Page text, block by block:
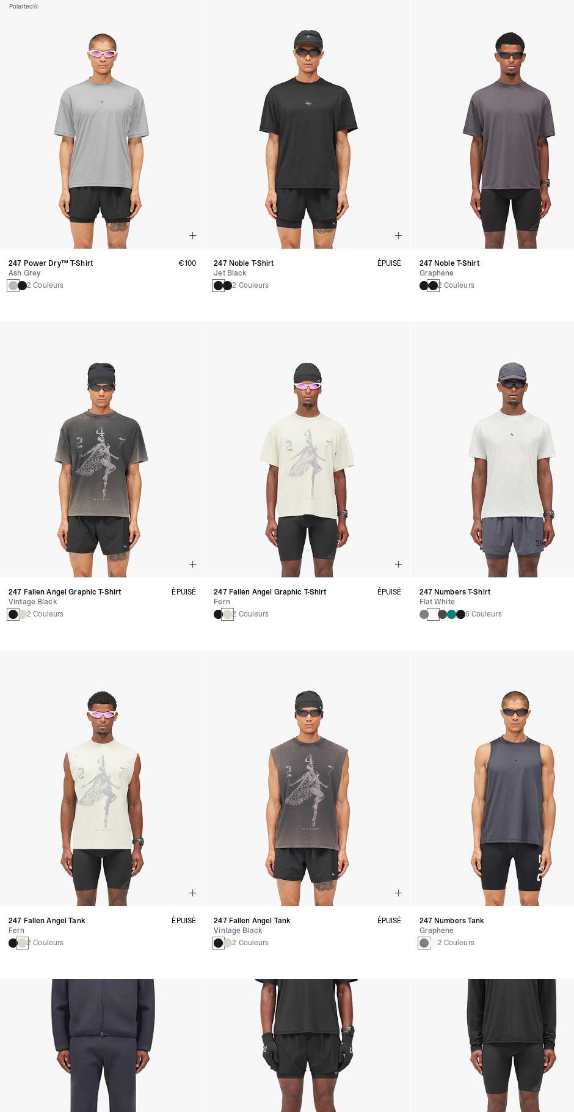
Polartec®
247 Power Dry™ T-Shirt
Ash Grey
2 Couleurs
€100
247 Noble T-Shirt
Jet Black
2 Couleurs
ÉPUISÉ
247 Noble T-Shirt
Graphene
2 Couleurs
247 Fallen Angel Graphic T-Shirt
Vintage Black
2 Couleurs
ÉPUISÉ
247 Fallen Angel Graphic T-Shirt
Fern
2 Couleurs
ÉPUISÉ
247 Numbers T-Shirt
Flat White
5 Couleurs
247 Fallen Angel Tank
Fern
2 Couleurs
ÉPUISÉ
247 Fallen Angel Tank
Vintage Black
2 Couleurs
ÉPUISÉ
247 Numbers Tank
Graphene
2 Couleurs